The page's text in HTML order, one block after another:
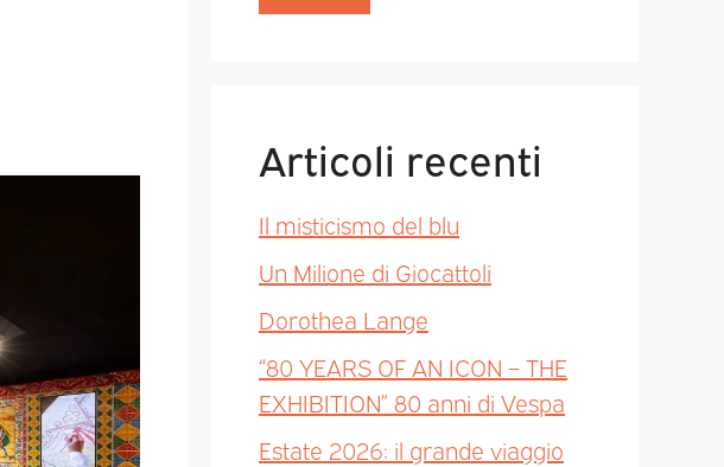
Articoli recenti
Il misticismo del blu
Un Milione di Giocattoli
Dorothea Lange
“80 YEARS OF AN ICON – THE
EXHIBITION” 80 anni di Vespa
Estate 2026: il grande viaggio